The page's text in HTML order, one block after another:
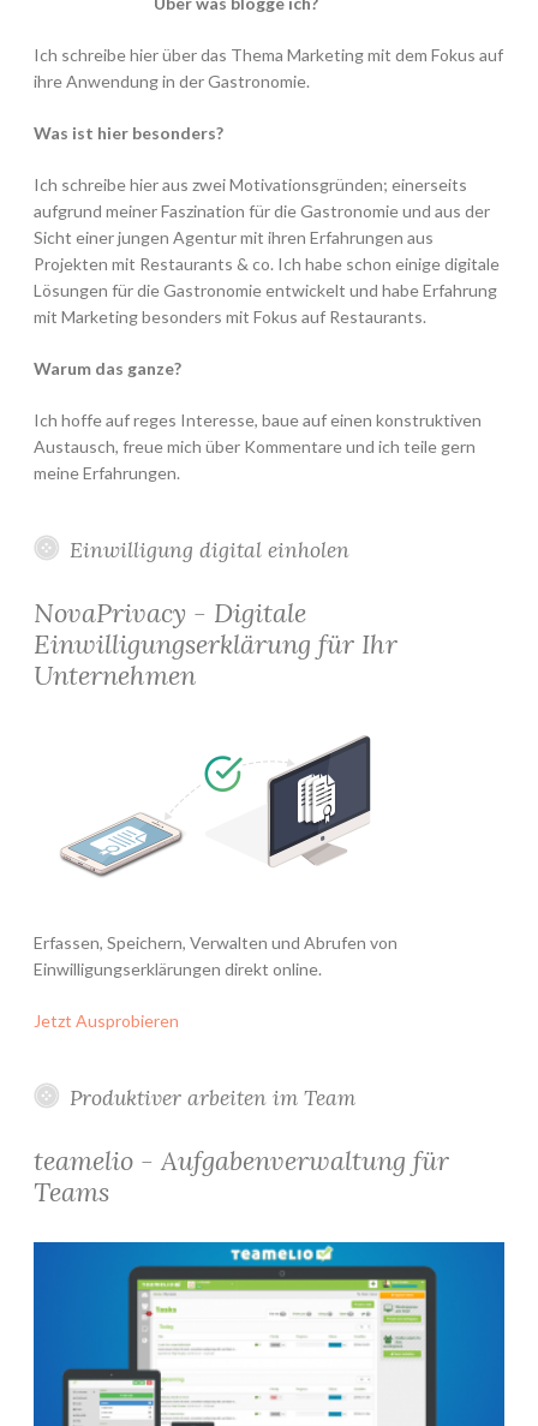
Ich schreibe hier über das Thema Marketing mit dem Fokus auf
ihre Anwendung in der Gastronomie.
Was ist hier besonders?
Ich schreibe hier aus zwei Motivationsgründen; einerseits
aufgrund meiner Faszination für die Gastronomie und aus der
Sicht einer jungen Agentur mit ihren Erfahrungen aus
Projekten mit Restaurants & co. Ich habe schon einige digitale
Lösungen für die Gastronomie entwickelt und habe Erfahrung
mit Marketing besonders mit Fokus auf Restaurants.
Warum das ganze?
Ich hoffe auf reges Interesse, baue auf einen konstruktiven
Austausch, freue mich über Kommentare und ich teile gern
meine Erfahrungen.
Einwilligung digital einholen
NovaPrivacy - Digitale
Einwilligungserklärung für Ihr
Unternehmen
Erfassen, Speichern, Verwalten und Abrufen von
Einwilligungserklärungen direkt online.
Jetzt Ausprobieren
Produktiver arbeiten im Team
teamelio - Aufgabenverwaltung für
Teams